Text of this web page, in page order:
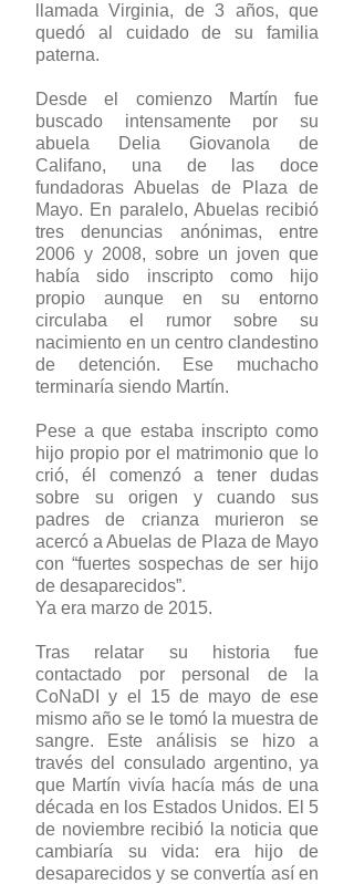
llamada Virginia, de 3 años, que
quedó al cuidado de su familia
paterna.
Desde el comienzo Martín fue
buscado intensamente por su
abuela Delia Giovanola de
Califano, una de las doce
fundadoras Abuelas de Plaza de
Mayo. En paralelo, Abuelas recibió
tres denuncias anónimas, entre
2006 y 2008, sobre un joven que
había sido inscripto como hijo
propio aunque en su entorno
circulaba el rumor sobre su
nacimiento en un centro clandestino
de detención. Ese muchacho
terminaría siendo Martín.
Pese a que estaba inscripto como
hijo propio por el matrimonio que lo
crió, él comenzó a tener dudas
sobre su origen y cuando sus
padres de crianza murieron se
acercó a Abuelas de Plaza de Mayo
con “fuertes sospechas de ser hijo
de desaparecidos”.
Ya era marzo de 2015.
Tras relatar su historia fue
contactado por personal de la
CoNaDI y el 15 de mayo de ese
mismo año se le tomó la muestra de
sangre. Este análisis se hizo a
través del consulado argentino, ya
que Martín vivía hacía más de una
década en los Estados Unidos. El 5
de noviembre recibió la noticia que
cambiaría su vida: era hijo de
desaparecidos y se convertía así en